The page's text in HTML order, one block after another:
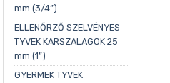
mm (3/4”)
ELLENŐRZŐ SZELVÉNYES
TYVEK KARSZALAGOK 25
mm (1”)
GYERMEK TYVEK